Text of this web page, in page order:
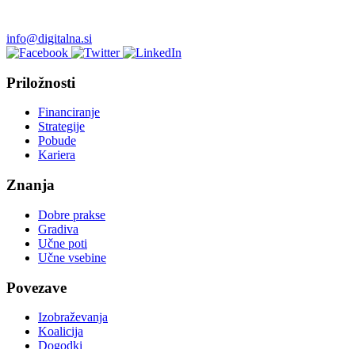
info@digitalna.si
Priložnosti
Financiranje
Strategije
Pobude
Kariera
Znanja
Dobre prakse
Gradiva
Učne poti
Učne vsebine
Povezave
Izobraževanja
Koalicija
Dogodki